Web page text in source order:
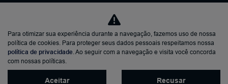
No trânsito, enxergar o outro
salva vidas.
Para otimizar sua experiência durante a navegação, fazemos uso de nossa
política de cookies. Para proteger seus dados pessoais respeitamos nossa
política de privacidade. Ao seguir com a navegação e visita você concorda
com nossas políticas.
Aceitar Recusar